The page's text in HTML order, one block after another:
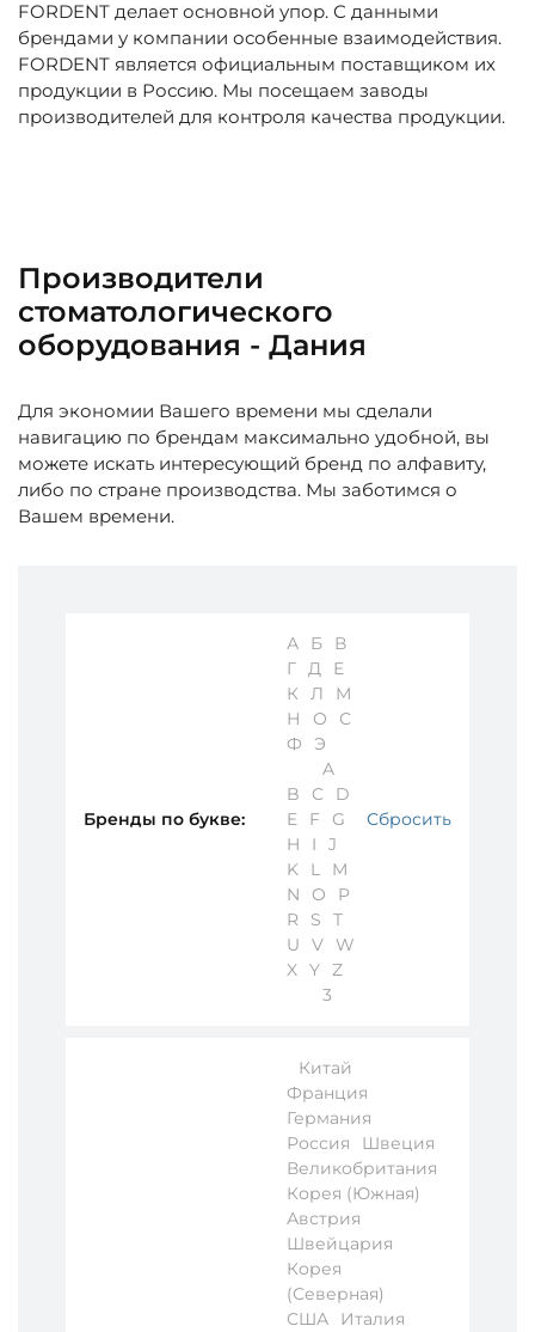
FORDENT делает основной упор. С данными
брендами у компании особенные взаимодействия.
FORDENT является официальным поставщиком их
продукции в Россию. Мы посещаем заводы
производителей для контроля качества продукции.
Производители
стоматологического
оборудования - Дания
Для экономии Вашего времени мы сделали
навигацию по брендам максимально удобной, вы
можете искать интересующий бренд по алфавиту,
либо по стране производства. Мы заботимся о
Вашем времени.
Бренды по букве:
А Б
В
Г
Д
Е
К
Л
М
Н
О
С
Ф
Э
A
B
C
D
E
F
G
H
I
J
K
L
M
N
O
P
R
S
T
U
V W
X Y
Z
3
Сбросить
Китай
Франция
Германия
Россия
Швеция
Великобритания
Корея (Южная)
Австрия
Швейцария
Корея
(Северная)
США
Италия